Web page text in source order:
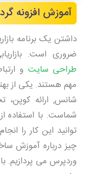
آموزش افزونه
داشتن یک برنامه
ضروری است.
طراحی سایت و
مهم هستند. یکی از
شانس, ارائه
توانید این کار را
چیز درباره آموزش
وردپرس می پردازیم.